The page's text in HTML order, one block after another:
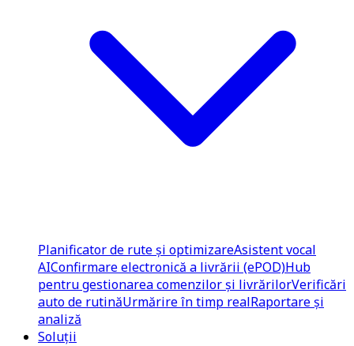
Planificator de rute și optimizareAsistent vocal
AIConfirmare electronică a livrării (ePOD)Hub
pentru gestionarea comenzilor și livrărilorVerificări
auto de rutinăUrmărire în timp realRaportare și
analiză
Soluții